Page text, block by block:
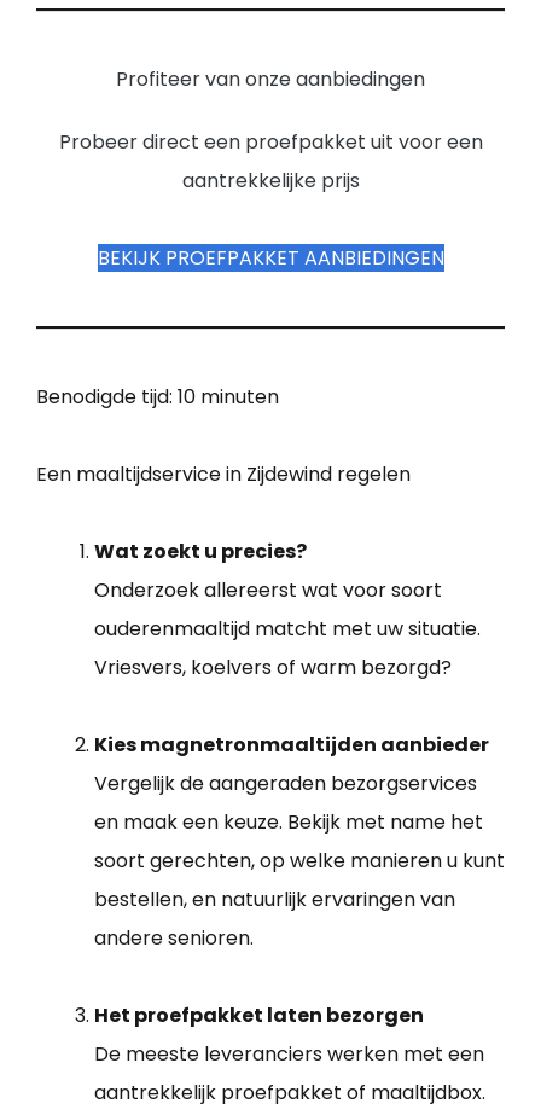
Profiteer van onze aanbiedingen
Probeer direct een proefpakket uit voor een
aantrekkelijke prijs
BEKIJK PROEFPAKKET AANBIEDINGEN
Benodigde tijd: 10 minuten
Een maaltijdservice in Zijdewind regelen
Wat zoekt u precies?
Onderzoek allereerst wat voor soort
ouderenmaaltijd matcht met uw situatie.
Vriesvers, koelvers of warm bezorgd?
Kies magnetronmaaltijden aanbieder
Vergelijk de aangeraden bezorgservices
en maak een keuze. Bekijk met name het
soort gerechten, op welke manieren u kunt
bestellen, en natuurlijk ervaringen van
andere senioren.
Het proefpakket laten bezorgen
De meeste leveranciers werken met een
aantrekkelijk proefpakket of maaltijdbox.